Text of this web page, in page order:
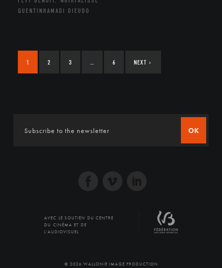
QUENTINHAMADI DIEUDO
1 2 3 … 6 NEXT ›
OK
AVEC LE SOUTIEN DU CENTRE
DU CINÉMA ET DE
L'AUDIOVISUEL
© 2026 WALLONIE IMAGE PRODUCTION